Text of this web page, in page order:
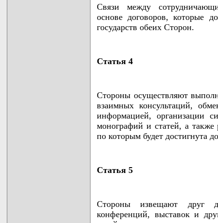
Связи между
основе договоров, которые
государств обеих Сторон.
Статья 4
Стороны осуществляют
взаимных консультаций,
информацией, организации
монографий и статей, а также
по которым будет достигнута
Статья 5
Стороны извещают друг
конференций, выставок и